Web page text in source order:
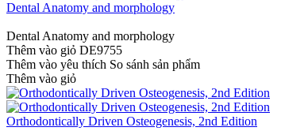
Dental Anatomy and morphology
Dental Anatomy and morphology
Thêm vào giỏ DE9755
Thêm vào yêu thích So sánh sản phẩm
Thêm vào giỏ
Orthodontically Driven Osteogenesis, 2nd Edition